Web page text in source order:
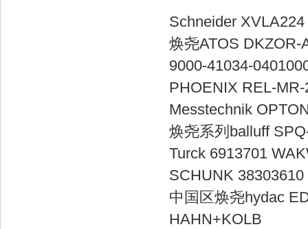
Schneider
焕尧ATOS
9000-41034-
PHOENIX
Messtechnik
焕尧系列
Turck
SCHUNK
中国区焕尧